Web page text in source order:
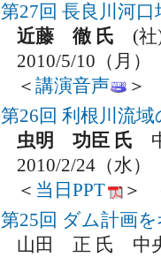
第27回 長良川河
近藤 徹 氏 (社
2010/5/10（月）
＜講演音声
＞
第26回 利根川流
虫明 功臣 氏
2010/2/24（水）
＜ 当日PPT
＞
第25回 ダム計画
山田 正 氏 中